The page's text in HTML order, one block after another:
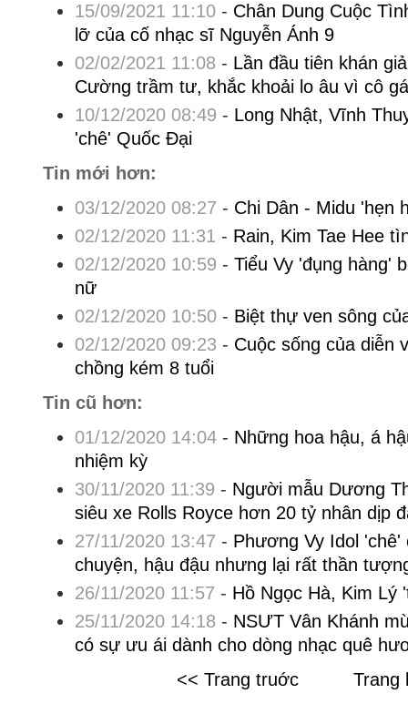
15/09/2021 11:10- Chân Dung Cuộc
lỡ của cố nhạc sĩ Nguyễn Ánh 9
02/02/2021 11:08 - Lần đầu tiên khán
Cường trầm tư, khắc khoải lo âu vì cô
10/12/2020 08:49 - Long Nhật, Vĩnh
'chê' Quốc Đại
Tin mới hơn:
03/12/2020 08:27 - Chi Dân - Midu 'hẹn
02/12/2020 11:31 - Rain, Kim Tae Hee
02/12/2020 10:59 - Tiểu Vy 'đụng hàng'
nữ
02/12/2020 10:50- Biệt thự ven sông
02/12/2020 09:23 - Cuộc sống của diễn
chồng kém 8 tuổi
Tin cũ hơn:
01/12/2020 14:04- Những hoa hậu, á
nhiệm kỳ
30/11/2020 11:39 - Người mẫu Dương
siêu xe Rolls Royce hơn 20 tỷ nhân dịp
27/11/2020 13:47 - Phương Vy Idol 'chê'
chuyện, hậu đậu nhưng lại rất thần
26/11/2020 11:57 - Hồ Ngọc Hà, Kim Lý
25/11/2020 14:18 - NSƯT Vân Khánh
có sự ưu ái dành cho dòng nhạc quê
<< Trang truớc
Trang